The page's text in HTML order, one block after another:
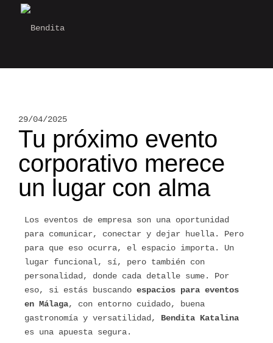
29/04/2025
Tu próximo evento
corporativo merece
un lugar con alma
Los eventos de empresa son una oportunidad
para comunicar, conectar y dejar huella. Pero
para que eso ocurra, el espacio importa. Un
lugar funcional, sí, pero también con
personalidad, donde cada detalle sume. Por
eso, si estás buscando espacios para eventos
en Málaga, con entorno cuidado, buena
gastronomía y versatilidad, Bendita Katalina
es una apuesta segura.